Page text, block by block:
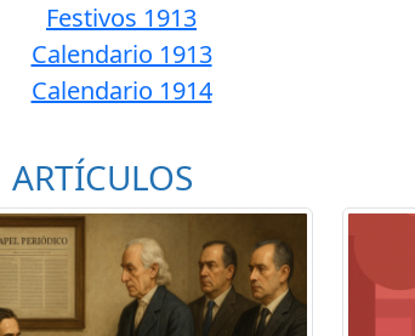
Festivos 1913
Calendario 1913
Calendario 1914
ARTÍCULOS